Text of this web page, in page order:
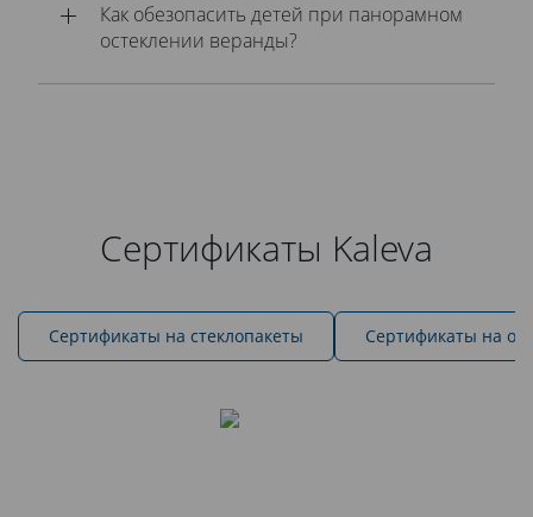
Как обезопасить детей при панорамном
остеклении веранды?
Сертификаты Kaleva
Cертификаты на стеклопакеты Сертификаты на